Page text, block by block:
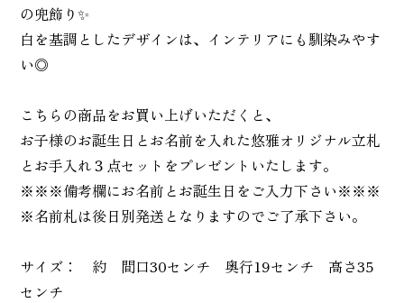
の兜飾り✨
白を基調としたデザインは、インテリアにも馴染みやす
い◎
こちらの商品をお買い上げいただくと、
お子様のお誕生日とお名前を入れた悠雅オリジナル立札
とお手入れ３点セットをプレゼントいたします。
※※※備考欄にお名前とお誕生日をご入力下さい※※※
※名前札は後日別発送となりますのでご了承下さい。
サイズ： 約 間口30センチ 奥行19センチ 高さ35
センチ